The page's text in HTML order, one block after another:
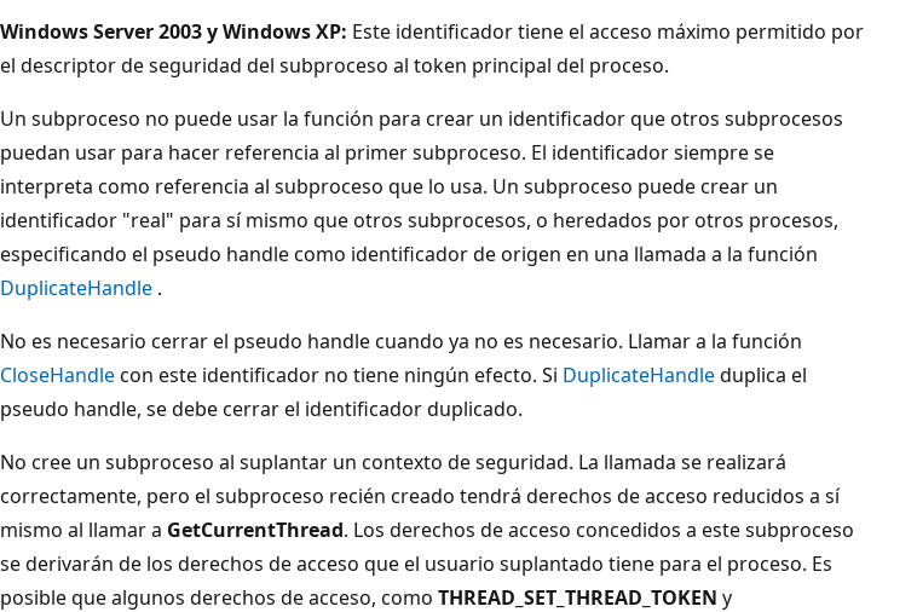
Windows Server 2003 y Windows XP: Este identificador tiene el acceso máximo permitido por
el descriptor de seguridad del subproceso al token principal del proceso.
Un subproceso no puede usar la función para crear un identificador que otros subprocesos
puedan usar para hacer referencia al primer subproceso. El identificador siempre se
interpreta como referencia al subproceso que lo usa. Un subproceso puede crear un
identificador "real" para sí mismo que otros subprocesos, o heredados por otros procesos,
especificando el pseudo handle como identificador de origen en una llamada a la función
DuplicateHandle .
No es necesario cerrar el pseudo handle cuando ya no es necesario. Llamar a la función
CloseHandlecon este identificador no tiene ningún efecto. Si DuplicateHandleduplica el
pseudo handle, se debe cerrar el identificador duplicado.
No cree un subproceso al suplantar un contexto de seguridad. La llamada se realizará
correctamente, pero el subproceso recién creado tendrá derechos de acceso reducidos a sí
mismo al llamar a GetCurrentThread. Los derechos de acceso concedidos a este subproceso
se derivarán de los derechos de acceso que el usuario suplantado tiene para el proceso. Es
posible que algunos derechos de acceso, como THREAD_SET_THREAD_TOKEN y